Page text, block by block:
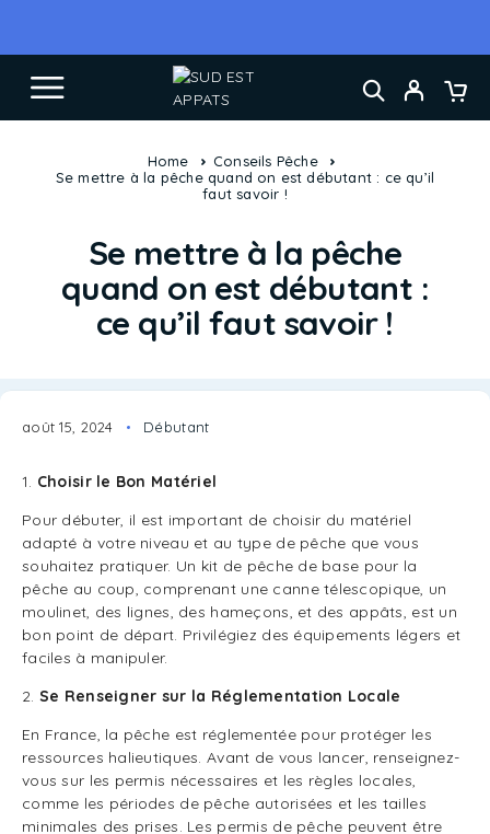
Home
Conseils Pêche
Se mettre à la pêche quand on est débutant : ce qu’il
faut savoir !
Se mettre à la pêche
quand on est débutant :
ce qu’il faut savoir !
août 15, 2024 Débutant
1. Choisir le Bon Matériel
Pour débuter, il est important de choisir du matériel
adapté à votre niveau et au type de pêche que vous
souhaitez pratiquer. Un kit de pêche de base pour la
pêche au coup, comprenant une canne télescopique, un
moulinet, des lignes, des hameçons, et des appâts, est un
bon point de départ. Privilégiez des équipements légers et
faciles à manipuler.
2. Se Renseigner sur la Réglementation Locale
En France, la pêche est réglementée pour protéger les
ressources halieutiques. Avant de vous lancer, renseignez-
vous sur les permis nécessaires et les règles locales,
comme les périodes de pêche autorisées et les tailles
minimales des prises. Les permis de pêche peuvent être